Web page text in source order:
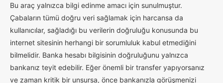
Bu araç yalnızca bilgi edinme amacı için sunulmuştur.
Çabaların tümü doğru veri sağlamak için harcansa da
kullanıcılar, sağladığı bu verilerin doğruluğu konusunda bu
internet sitesinin herhangi bir sorumluluk kabul etmediğini
bilmelidir. Banka hesabı bilgisinin doğruluğunu yalnızca
bankanız teyit edebilir. Eğer önemli bir transfer yapıyorsanız
ve zaman kritik bir unsursa, önce bankanızla görüşmenizi